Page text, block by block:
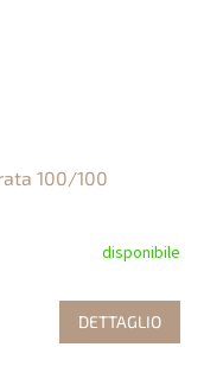
100/100
disponibile
DETTAGLIO